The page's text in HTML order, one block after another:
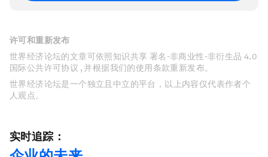
许可和重新发布
世界经济论坛的文章可依照知识共享 署名-非商业性-非衍生品 4.0
国际公共许可协议 , 并根据我们的使用条款重新发布。
世界经济论坛是一个独立且中立的平台，以上内容仅代表作者个
人观点。
实时追踪：